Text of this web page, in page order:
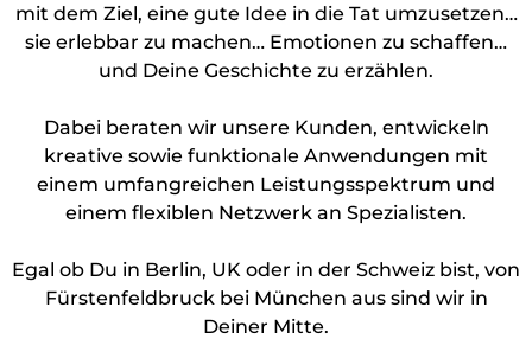
mit dem Ziel, eine gute Idee in die Tat umzusetzen…
sie erlebbar zu machen… Emotionen zu schaffen…
und Deine Geschichte zu erzählen.
Dabei beraten wir unsere Kunden, entwickeln
kreative sowie funktionale Anwendungen mit
einem umfangreichen Leistungsspektrum und
einem flexiblen Netzwerk an Spezialisten.
Egal ob Du in Berlin, UK oder in der Schweiz bist, von
Fürstenfeldbruck bei München aus sind wir in
Deiner Mitte.